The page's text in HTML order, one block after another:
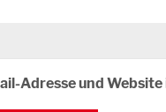
Adresse und